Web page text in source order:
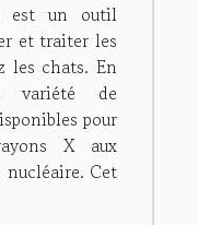
est un outil
et traiter les
les chats. En
variété de
pour
X aux
Cet